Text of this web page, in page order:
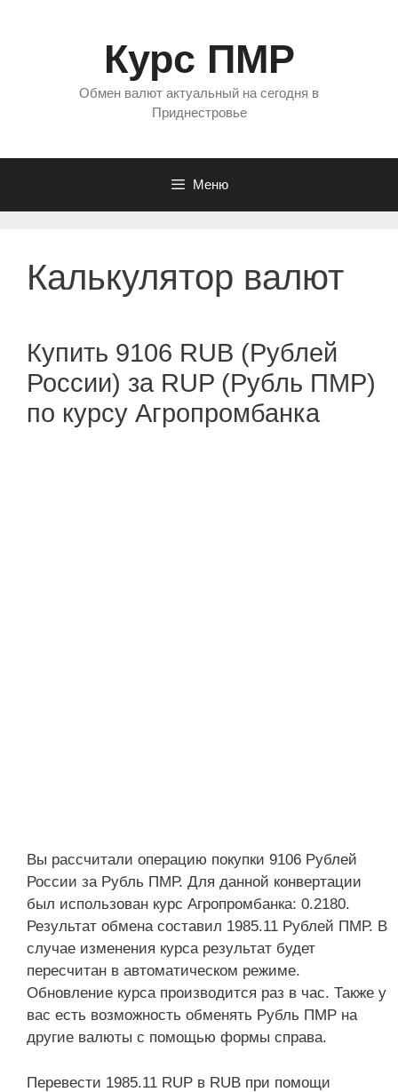
Курс ПМР
Обмен валют актуальный на сегодня в
Приднестровье
Меню
Калькулятор валют
Купить 9106 RUB (Рублей
России) за RUP (Рубль ПМР)
по курсу Агропромбанка
Вы рассчитали операцию покупки 9106 Рублей
России за Рубль ПМР. Для данной конвертации
был использован курс Агропромбанка: 0.2180.
Результат обмена составил 1985.11 Рублей ПМР. В
случае изменения курса результат будет
пересчитан в автоматическом режиме.
Обновление курса производится раз в час. Также у
вас есть возможность обменять Рубль ПМР на
другие валюты с помощью формы справа.
Перевести 1985.11 RUP в RUB при помощи